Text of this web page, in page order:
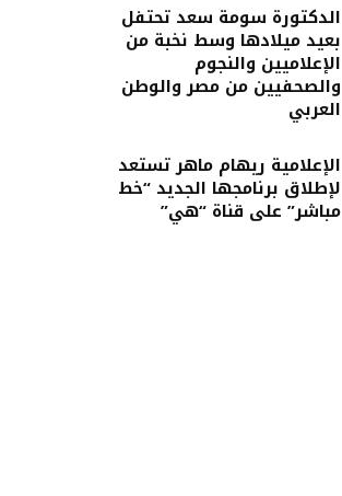
الدكتورة سومة سعد تحتفل
بعيد ميلادها وسط نخبة من
الإعلاميين والنجوم
والصحفيين من مصر والوطن
العربي
الإعلامية ريهام ماهر تستعد
لإطلاق برنامجها الجديد “خط
مباشر” على قناة “هي”